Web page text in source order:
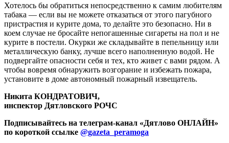
Хотелось бы обратиться непосредственно к самим любителям
табака — если вы не можете отказаться от этого пагубного
пристрастия и курите дома, то делайте это безопасно. Ни в
коем случае не бросайте непогашенные сигареты на пол и не
курите в постели. Окурки же складывайте в пепельницу или
металлическую банку, лучше всего наполненную водой. Не
подвергайте опасности себя и тех, кто живет с вами рядом. А
чтобы вовремя обнаружить возгорание и избежать пожара,
установите в доме автономный пожарный извещатель.
Никита КОНДРАТОВИЧ,
инспектор Дятловского РОЧС
Подписывайтесь на телеграм-канал «Дятлово ОНЛАЙН»
по короткой ссылке @gazeta_peramoga